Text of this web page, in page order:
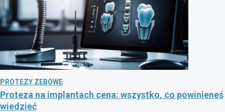
PROTEZY ZEBOWE
Proteza na implantach cena: wszystko, co powinieneś
wiedzieć